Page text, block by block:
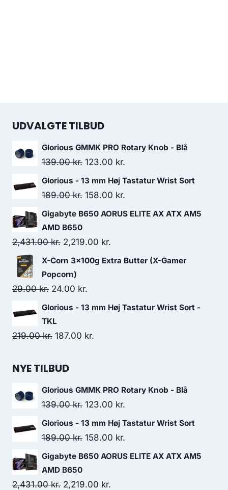
UDVALGTE TILBUD
Glorious GMMK PRO Rotary Knob - Blå
139.00kr. Original
price
was:
123.00 kr.
price
Glorious - 13 mm Høj Tastatur Wrist Sort
189.00kr. Original
price
189.00 kr..
158.00 kr.
price
Gigabyte B650 AORUS ELITE AX ATX AM5
AMD B650
2,431.00kr. Original
price
was:
2,431.00 kr..
2,219.00 kr.
price
X-Corn 3x100g Extra Butter (X-Gamer
Popcorn)
29.00kr. Original
price
was:
29.00 kr..
24.00 kr.
price
24.00 kr..
Glorious - 13 mm Høj Tastatur Wrist Sort -
TKL
219.00kr. Original
was:
187.00 kr.
NYE TILBUD
Glorious GMMK PRO Rotary Knob - Blå
139.00kr. Original
price
was:
123.00 kr.
price
Glorious - 13 mm Høj Tastatur Wrist Sort
189.00kr. Original
price
189.00 kr..
158.00 kr.
price
Gigabyte B650 AORUS ELITE AX ATX AM5
AMD B650
2,431.00kr. Original
2,219.00 kr.